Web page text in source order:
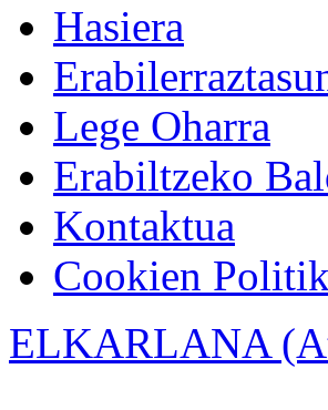
Hasiera
Lege Oharra
Erabiltzeko
Kontaktua
Cookien
ELKARLANA